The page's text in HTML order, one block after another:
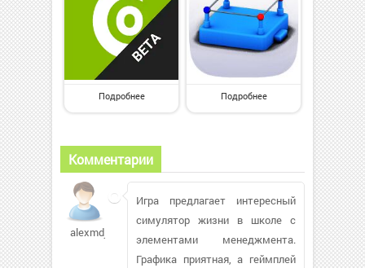
Подробнее Подробнее
Комментарии
alexmdj210
Игра предлагает интересный
симулятор жизни в школе с
элементами менеджмента.
Графика приятная, а геймплей